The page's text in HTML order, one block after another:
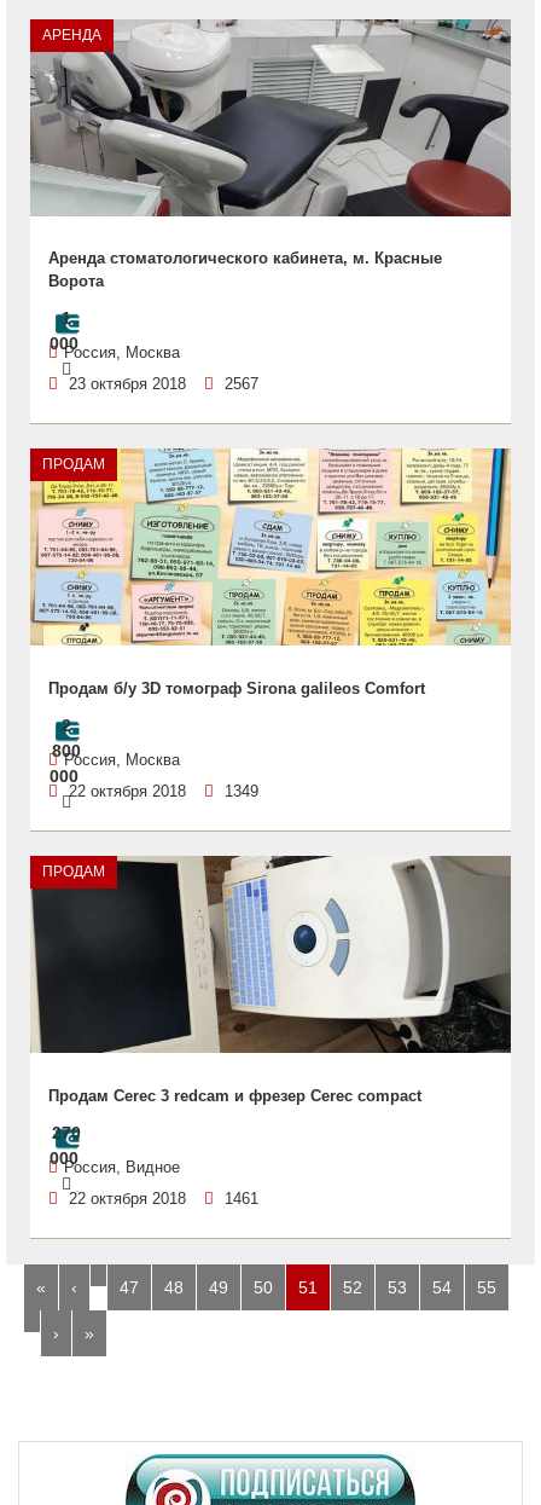
АРЕНДА
Аренда стоматологического кабинета, м. Красные
Ворота
1
000Россия, Москва
23 октября 2018
2567
ПРОДАМ
Продам б/у 3D томограф Sirona galileos Comfort
2
800
000
Россия, Москва
22 октября 2018
1349
ПРОДАМ
Продам Cerec 3 redcam и фрезер Cerec compact
270
000Россия, Видное
22 октября 2018
1461
« ‹ 47 48 49 50 51 52 53 54 55
› »